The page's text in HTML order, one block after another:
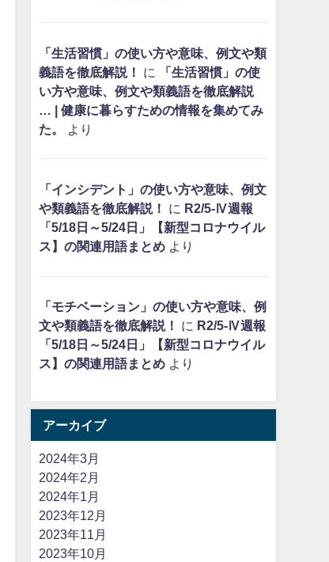
「生活習慣」の使い方や意味、例文や類
義語を徹底解説！
に
「生活習慣」の使
い方や意味、例文や類義語を徹底解説
… | 健康に暮らすための情報を集めてみ
た。
より
「インシデント」の使い方や意味、例文
や類義語を徹底解説！
に R2/5-Ⅳ週報
「5/18日～5/24日」【新型コロナウイル
ス】の関連用語まとめより
「モチベーション」の使い方や意味、例
文や類義語を徹底解説！
に R2/5-Ⅳ週報
「5/18日～5/24日」【新型コロナウイル
ス】の関連用語まとめより
アーカイブ
2024年3月
2024年2月
2024年1月
2023年12月
2023年11月
2023年10月